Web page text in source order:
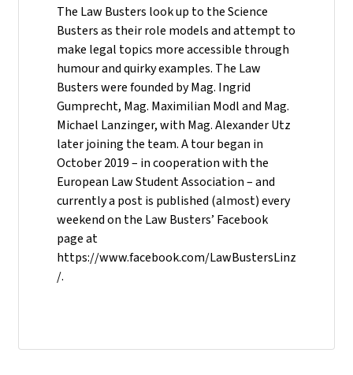
The Law Busters look up to the Science
Busters as their role models and attempt to
make legal topics more accessible through
humour and quirky examples. The Law
Busters were founded by Mag. Ingrid
Gumprecht, Mag. Maximilian Modl and Mag.
Michael Lanzinger, with Mag. Alexander Utz
later joining the team. A tour began in
October 2019 – in cooperation with the
European Law Student Association – and
currently a post is published (almost) every
weekend on the Law Busters’ Facebook
page at
https://www.facebook.com/LawBustersLinz
/.